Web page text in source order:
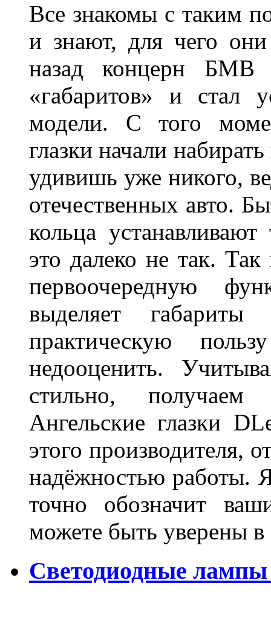
Все знакомы с таким
и знают, для чего
назад концерн БМВ
«габаритов» и стал
модели. С того
глазки начали
удивишь уже никого,
отечественных авто.
кольца
это далеко не так. Так
первоочередную
выделяет
практическую
недооценить.
стильно,
Ангельские глазки
этого производителя,
надёжностью работы.
точно обозначит
можете быть уверены
Светодиодные